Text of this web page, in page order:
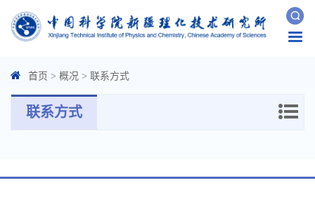
首页 > 概况 > 联系方式
联系方式